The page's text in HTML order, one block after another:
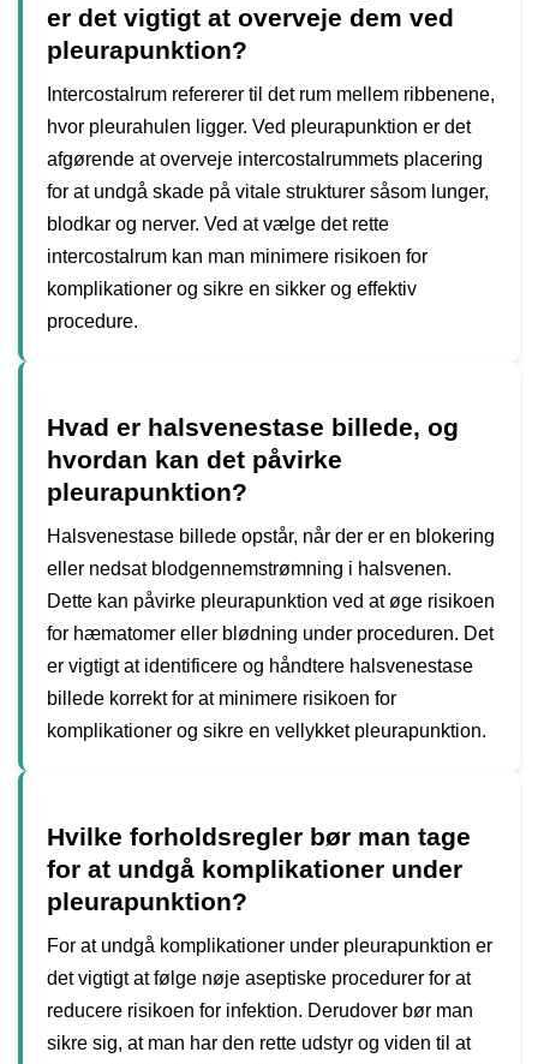
er det vigtigt at overveje dem ved
pleurapunktion?
Intercostalrum refererer til det rum mellem ribbenene,
hvor pleurahulen ligger. Ved pleurapunktion er det
afgørende at overveje intercostalrummets placering
for at undgå skade på vitale strukturer såsom lunger,
blodkar og nerver. Ved at vælge det rette
intercostalrum kan man minimere risikoen for
komplikationer og sikre en sikker og effektiv
procedure.
Hvad er halsvenestase billede, og
hvordan kan det påvirke
pleurapunktion?
Halsvenestase billede opstår, når der er en blokering
eller nedsat blodgennemstrømning i halsvenen.
Dette kan påvirke pleurapunktion ved at øge risikoen
for hæmatomer eller blødning under proceduren. Det
er vigtigt at identificere og håndtere halsvenestase
billede korrekt for at minimere risikoen for
komplikationer og sikre en vellykket pleurapunktion.
Hvilke forholdsregler bør man tage
for at undgå komplikationer under
pleurapunktion?
For at undgå komplikationer under pleurapunktion er
det vigtigt at følge nøje aseptiske procedurer for at
reducere risikoen for infektion. Derudover bør man
sikre sig, at man har den rette udstyr og viden til at